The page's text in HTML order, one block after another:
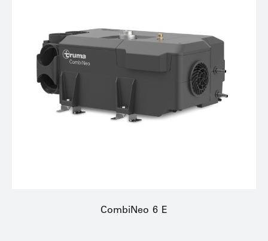
CombiNeo 6 E